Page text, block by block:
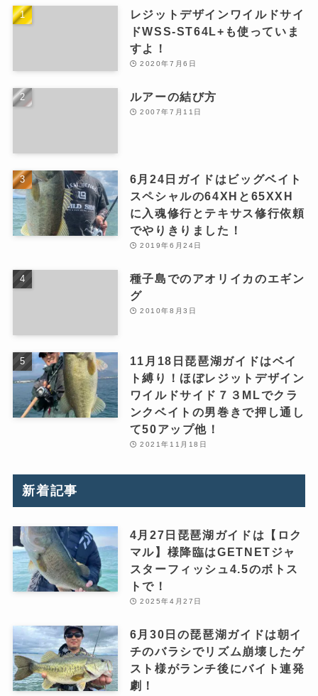
レジットデザインワイルドサイ
ドWSS-ST64L+も使っていま
すよ！
2020年7月6日
ルアーの結び方
2007年7月11日
6月24日ガイドはビッグベイト
スペシャルの64XHと65XXH
に入魂修行とテキサス修行依頼
でやりきりました！
2019年6月24日
種子島でのアオリイカのエギン
グ
2010年8月3日
11月18日琵琶湖ガイドはベイ
ト縛り！ほぼレジットデザイン
ワイルドサイド７３MLでクラ
ンクベイトの男巻きで押し通し
て50アップ他！
2021年11月18日
新着記事
4月27日琵琶湖ガイドは【ロク
マル】様降臨はGETNETジャ
スターフィッシュ4.5のボトス
トで！
2025年4月27日
6月30日の琵琶湖ガイドは朝イ
チのバラシでリズム崩壊したゲ
スト様がランチ後にバイト連発
劇！